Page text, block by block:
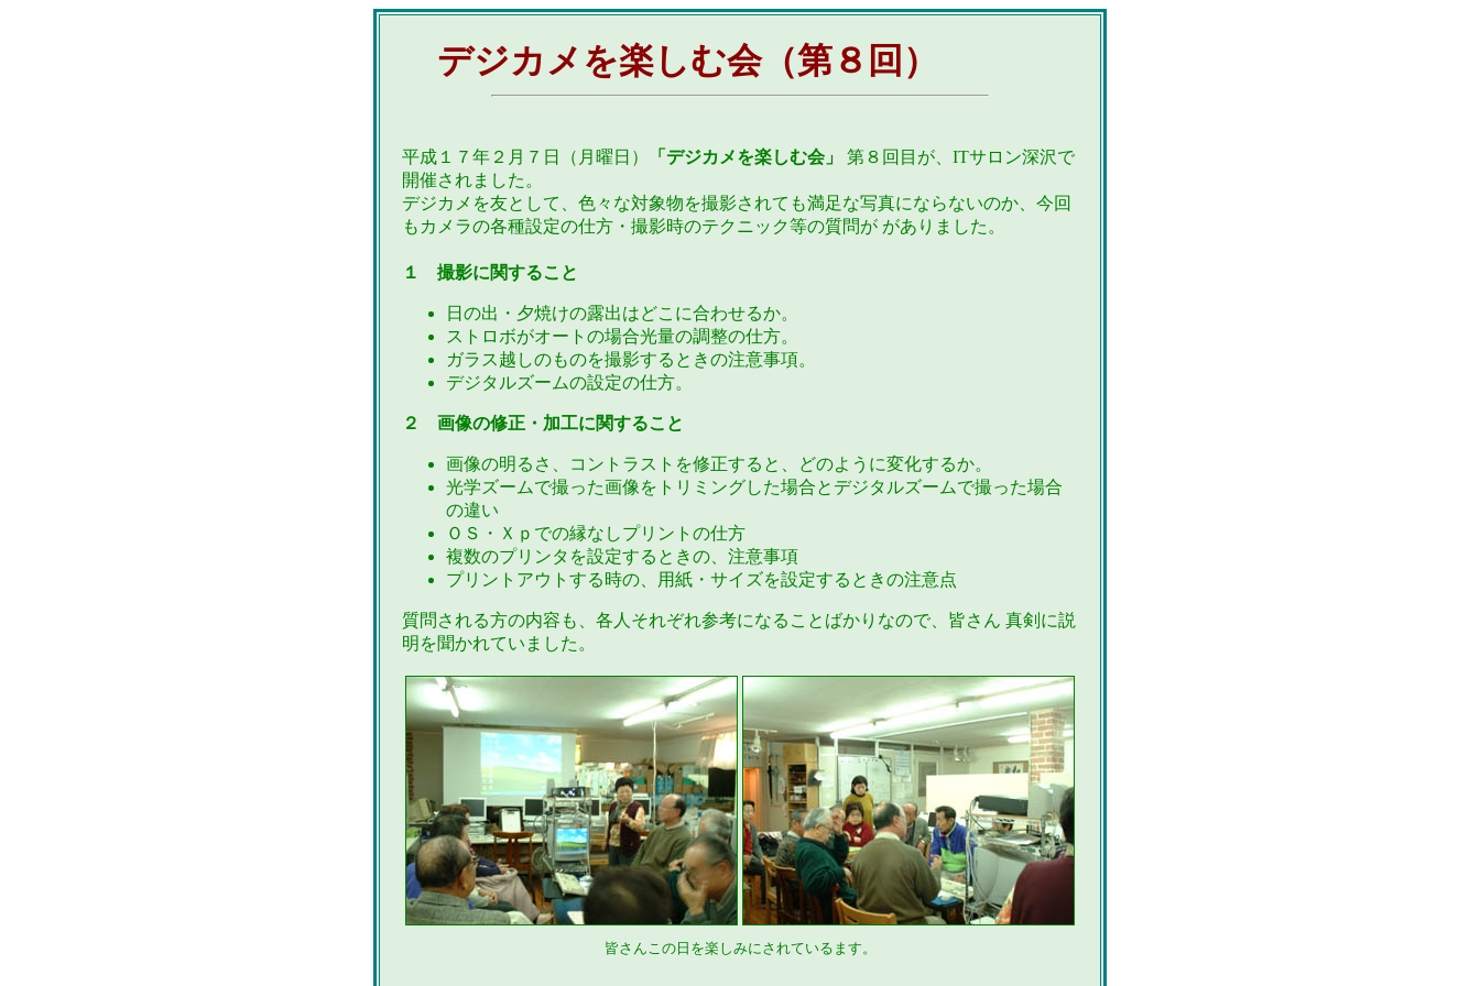
デジカメを楽しむ会（第８回）
平成１７年２月７日（月曜日） 「デジカメを楽しむ会」
第８回目が、ITサロン深沢で
開催されました。
デジカメを友として、色々な対象物を撮影されても満足な写真にならないのか、今回
もカメラの各種設定の仕方・撮影時のテクニック等の質問が がありました。
１ 撮影に関すること
日の出・夕焼けの露出はどこに合わせるか。
ストロボがオートの場合光量の調整の仕方。
ガラス越しのものを撮影するときの注意事項。
デジタルズームの設定の仕方。
２ 画像の修正・加工に関すること
画像の明るさ、コントラストを修正すると、どのように変化するか。
光学ズームで撮った画像をトリミングした場合とデジタルズームで撮った場合
の違い
ＯＳ・Ｘｐでの縁なしプリントの仕方
複数のプリンタを設定するときの、注意事項
プリントアウトする時の、用紙・サイズを設定するときの注意点
質問される方の内容も、各人それぞれ参考になることばかりなので、皆さん 真剣に説
明を聞かれていました。
皆さんこの日を楽しみにされているます。